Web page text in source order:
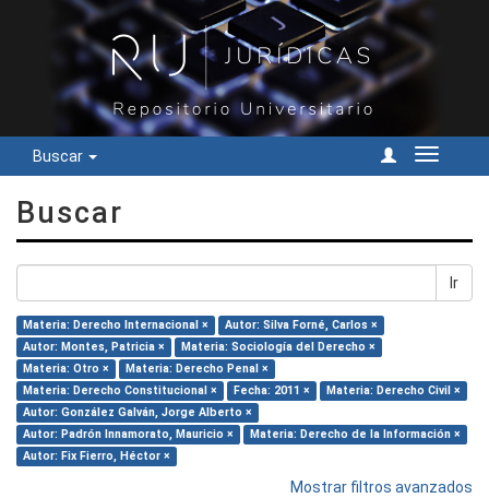
Buscar
Cambiar
Buscar
Ir
Materia: Derecho Internacional ×
Autor: Silva Forné, Carlos ×
Autor: Montes, Patricia ×
Materia: Sociología del Derecho ×
Materia: Otro ×
Materia: Derecho Penal ×
Materia: Derecho Constitucional ×
Fecha: 2011 ×
Materia: Derecho Civil ×
Autor: González Galván, Jorge Alberto ×
Autor: Padrón Innamorato, Mauricio ×
Materia: Derecho de la Información ×
Autor: Fix Fierro, Héctor ×
Mostrar filtros avanzados